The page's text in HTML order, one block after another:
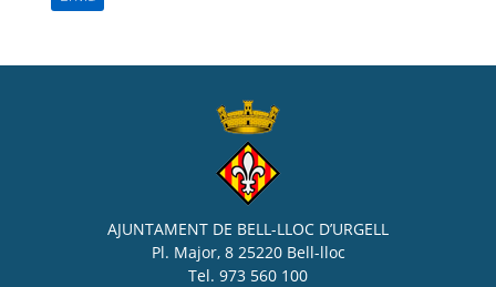
AJUNTAMENT DE BELL-LLOC D’URGELL
Pl. Major, 8 25220 Bell-lloc
Tel. 973 560 100